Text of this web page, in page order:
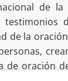
de la
de la
de oración